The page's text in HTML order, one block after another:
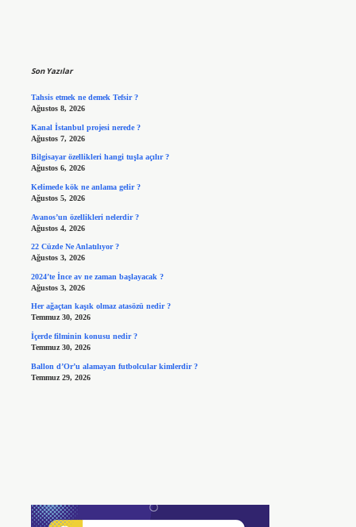
Son Yazılar
Tahsis etmek ne demek Tefsir ?
Ağustos 8, 2026
Kanal İstanbul projesi nerede ?
Ağustos 7, 2026
Bilgisayar özellikleri hangi tuşla açılır ?
Ağustos 6, 2026
Kelimede kök ne anlama gelir ?
Ağustos 5, 2026
Avanos’un özellikleri nelerdir ?
Ağustos 4, 2026
22 Cüzde Ne Anlatılıyor ?
Ağustos 3, 2026
2024’te İnce av ne zaman başlayacak ?
Ağustos 3, 2026
Her ağaçtan kaşık olmaz atasözü nedir ?
Temmuz 30, 2026
İçerde filminin konusu nedir ?
Temmuz 30, 2026
Ballon d’Or’u alamayan futbolcular kimlerdir ?
Temmuz 29, 2026